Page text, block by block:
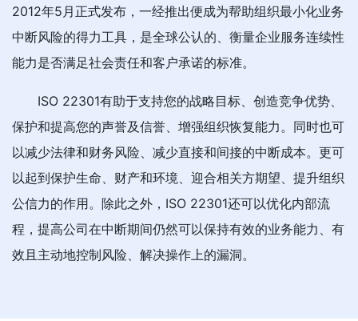
2012年5月正式发布，一经推出便成为帮助组织最小化业务
中断风险的得力工具，是全球公认的、衡量企业服务连续性
能力是否满足社会责任和客户承诺的标准。
ISO 22301有助于支持您的战略目标、创造竞争优势、
保护和提高您的声誉及信誉、增强组织恢复能力。同时也可
以减少法律和财务风险、减少直接和间接的中断成本。更可
以起到保护生命、财产和环境、迎合相关方期望、提升组织
公信力的作用。除此之外，ISO 22301还可以优化内部流
程，提高公司在中断期间仍然可以保持有效的业务能力、有
效且主动地控制风险、解决操作上的漏洞。